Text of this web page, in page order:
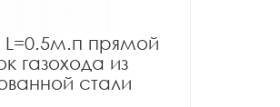
прямой
газохода из
стали